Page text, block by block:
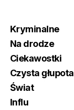
Kryminalne
Na drodze
Ciekawostki
Czysta głupota
Świat
Influ